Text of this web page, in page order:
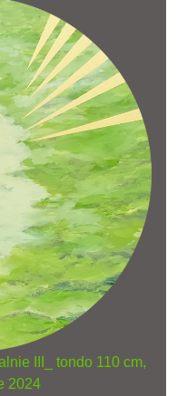
III_ tondo 110 cm,
2024